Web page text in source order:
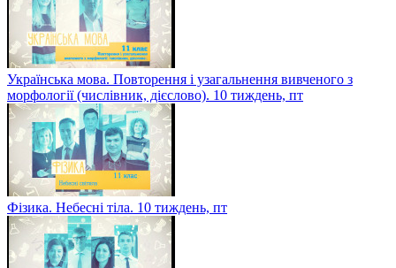
Українська мова. Повторення і узагальнення вивченого з
морфології (числівник, дієслово). 10 тиждень, пт
Фізика. Небесні тіла. 10 тиждень, пт